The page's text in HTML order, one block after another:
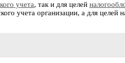
учета, так и для целей
учета организации, а для